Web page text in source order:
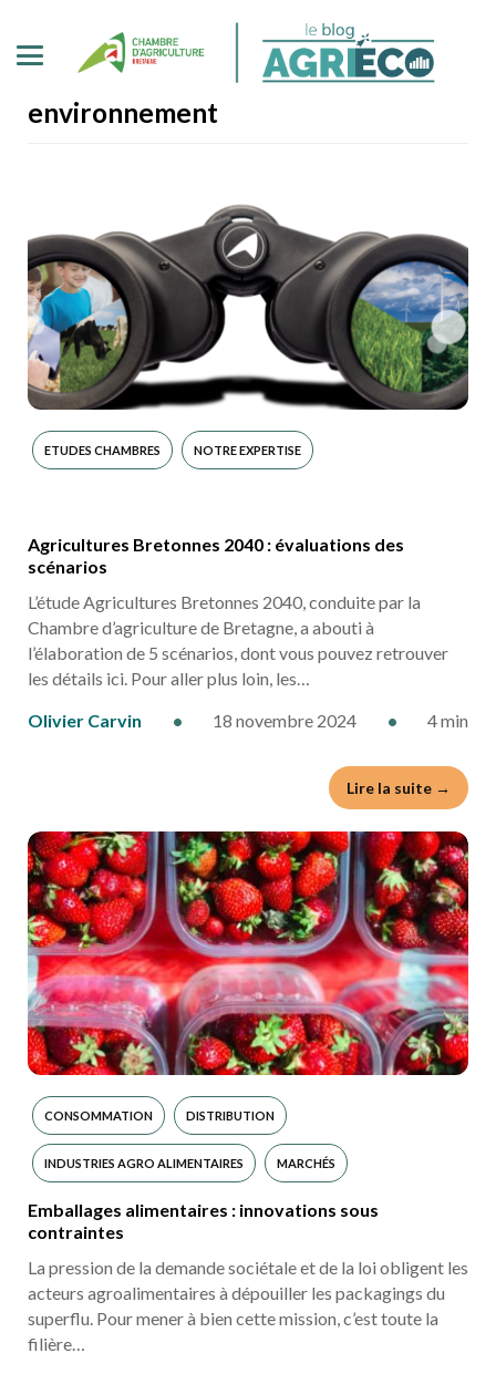
environnement
ETUDES CHAMBRES NOTRE EXPERTISE
Agricultures Bretonnes 2040 : évaluations des
scénarios
L’étude Agricultures Bretonnes 2040, conduite par la
Chambre d’agriculture de Bretagne, a abouti à
l’élaboration de 5 scénarios, dont vous pouvez retrouver
les détails ici. Pour aller plus loin, les…
Olivier Carvin
• 18 novembre 2024 • 4 min
Lire la suite →
CONSOMMATION DISTRIBUTION
INDUSTRIES AGRO ALIMENTAIRES MARCHÉS
Emballages alimentaires : innovations sous
contraintes
La pression de la demande sociétale et de la loi obligent les
acteurs agroalimentaires à dépouiller les packagings du
superflu. Pour mener à bien cette mission, c’est toute la
filière…